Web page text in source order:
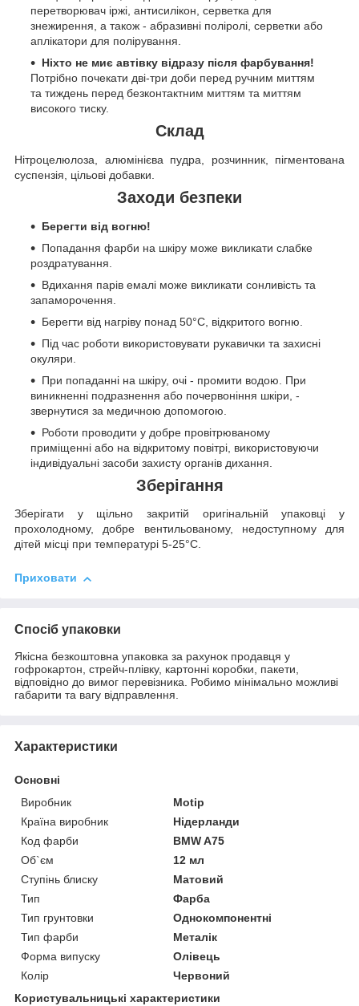
перетворювач іржі, антисилікон, серветка для
знежирення, а також - абразивні поліролі, серветки або
аплікатори для полірування.
Ніхто не миє автівку відразу після фарбування!
Потрібно почекати дві-три доби перед ручним миттям
та тиждень перед безконтактним миттям та миттям
високого тиску.
Склад
Нітроцелюлоза, алюмінієва пудра, розчинник, пігментована
суспензія, цільові добавки.
Заходи безпеки
Берегти від вогню!
Попадання фарби на шкіру може викликати слабке
роздратування.
Вдихання парів емалі може викликати сонливість та
запаморочення.
Берегти від нагріву понад 50°C, відкритого вогню.
Під час роботи використовувати рукавички та захисні
окуляри.
При попаданні на шкіру, очі - промити водою. При
виникненні подразнення або почервоніння шкіри, -
звернутися за медичною допомогою.
Роботи проводити у добре провітрюваному
приміщенні або на відкритому повітрі, використовуючи
індивідуальні засоби захисту органів дихання.
Зберігання
Зберігати у щільно закритій оригінальній упаковці у
прохолодному, добре вентильованому, недоступному для
дітей місці при температурі 5-25°C.
Приховати
Спосіб упаковки
Якісна безкоштовна упаковка за рахунок продавця у
гофрокартон, стрейч-плівку, картонні коробки, пакети,
відповідно до вимог перевізника. Робимо мінімально можливі
габарити та вагу відправлення.
Характеристики
Основні
Виробник
Motip
Країна виробник
Нідерланди
Код фарби
BMW A75
Об`єм
12 мл
Ступінь блиску
Матовий
Тип
Фарба
Тип грунтовки
Однокомпонентні
Тип фарби
Металік
Форма випуску
Олівець
Колір
Червоний
Користувальницькі характеристики